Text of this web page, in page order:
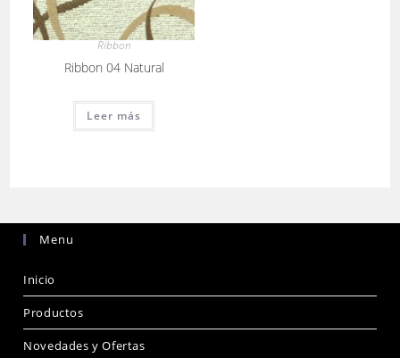
Ribbon
Ribbon 04 Natural
Leer más
Menu
Inicio
Productos
Novedades y Ofertas